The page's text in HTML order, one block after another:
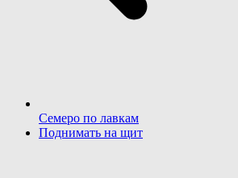
Семеро по лавкам
Поднимать на щит